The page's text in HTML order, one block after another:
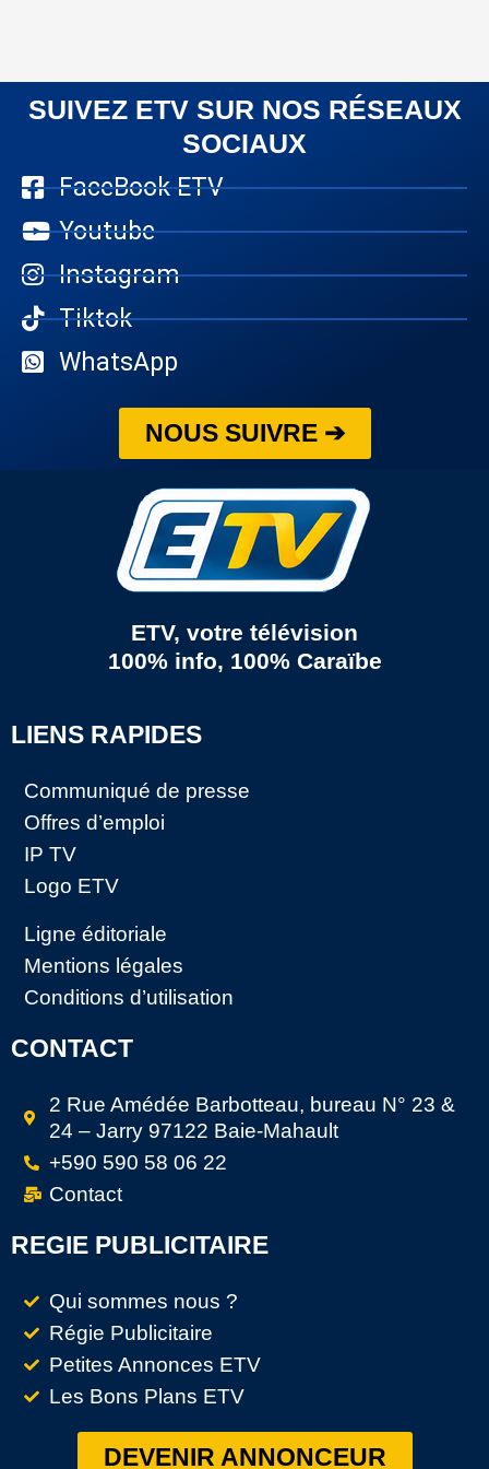
SUIVEZ ETV SUR NOS RÉSEAUX
SOCIAUX
FaceBook ETV
Youtube
Instagram
Tiktok
WhatsApp
NOUS SUIVRE ➔
ETV, votre télévision
100% info, 100% Caraïbe
LIENS RAPIDES
Communiqué de presse
Offres d’emploi
IP TV
Logo ETV
Ligne éditoriale
Mentions légales
Conditions d’utilisation
CONTACT
2 Rue Amédée Barbotteau, bureau N° 23 &
24 – Jarry 97122 Baie-Mahault
+590 590 58 06 22
Contact
REGIE PUBLICITAIRE
Qui sommes nous ?
Régie Publicitaire
Petites Annonces ETV
Les Bons Plans ETV
DEVENIR ANNONCEUR